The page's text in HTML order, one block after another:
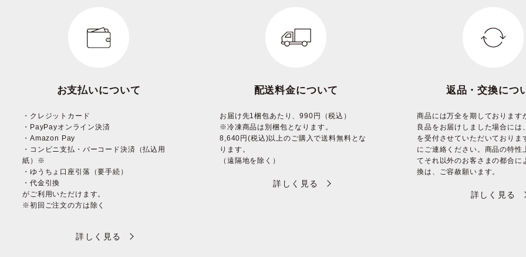
お支払いについて
・クレジットカード
・PayPayオンライン決済
・Amazon Pay
・コンビニ支払・バーコード決済（払込用
紙）※
・ゆうちょ口座引落（要手続）
・代金引換
がご利用いただけます。
※初回ご注文の方は除く
詳しく見る
配送料金について
お届け先1梱包あたり、990円（税込）
※冷凍商品は別梱包となります。
8,640円(税込)以上のご購入で送料無料とな
ります。
（遠隔地を除く）
詳しく見る
返品・交換につ
商品には万全を期しております
良品をお届けしました場合には
を受付させていただいておりま
にご連絡ください。商品の特性
てそれ以外のお客さまの都合に
換は、ご容赦願います。
詳しく見る